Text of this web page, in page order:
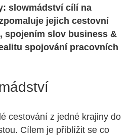
slowmádství cílí na
jejich cestovní
spojením slov business &
spojování pracovních
cestování z jedné krajiny do
Cílem je přiblížit se co